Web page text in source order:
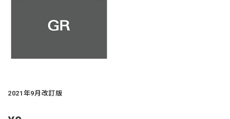
2021年9月改訂版